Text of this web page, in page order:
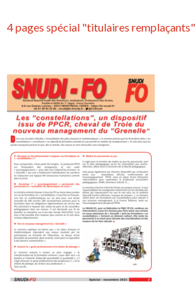
4 pages spécial "titulaires remplaçants"